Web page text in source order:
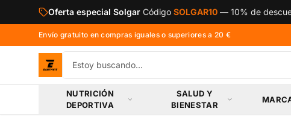
Saltar al contenido principal
Oferta especial Solgar Código SOLGAR10 — 10% de
Envío gratuito en compras iguales o superiores a 20 €
NUTRICIÓN
DEPORTIVA
SALUD Y
BIENESTAR